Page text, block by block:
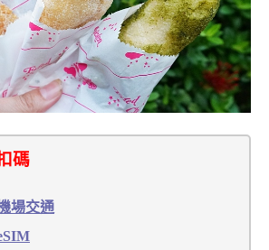
碼
場交通